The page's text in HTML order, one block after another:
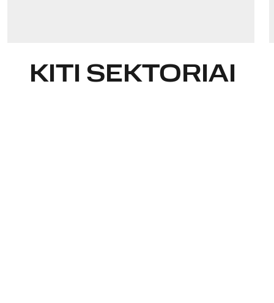
KITI SEKTORIAI